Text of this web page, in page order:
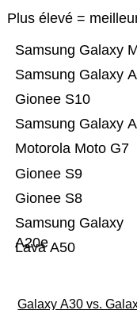
Plus élevé =
Lava A50
Samsung Galaxy
A20e
Gionee S8
Gionee S9
Motorola Moto G7
Samsung Galaxy
Gionee S10
Samsung Galaxy
Samsung Galaxy
Galaxy A30 vs.